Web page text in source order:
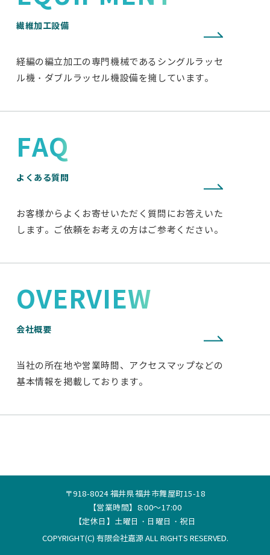
繊維加工設備
経編の編立加工の専門機械であるシングルラッセ
ル機・ダブルラッセル機設備を擁しています。
FAQ
よくある質問
お客様からよくお寄せいただく質問にお答えいた
します。ご依頼をお考えの方はご参考ください。
OVERVIEW
会社概要
当社の所在地や営業時間、アクセスマップなどの
基本情報を掲載しております。
〒918-8024 福井県福井市舞屋町15-18
【営業時間】8:00～17:00
【定休日】土曜日・日曜日・祝日
COPYRIGHT(C) 有限会社嘉源 ALL RIGHTS RESERVED.